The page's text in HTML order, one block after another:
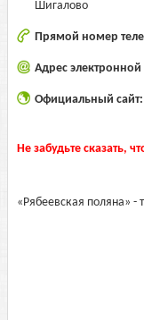
Шигалово
Прямой номер
Адрес электронной
Официальный сайт:
Не забудьте сказать,
«Рябеевская поляна» -